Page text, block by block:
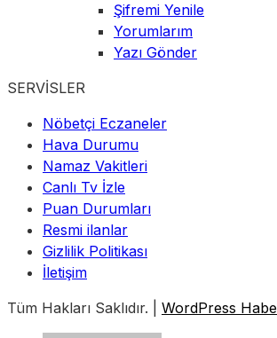
Şifremi Yenile
Yorumlarım
Yazı Gönder
SERVİSLER
Nöbetçi Eczaneler
Hava Durumu
Namaz Vakitleri
Canlı Tv İzle
Puan Durumları
Resmi ilanlar
Gizlilik Politikası
İletişim
Tüm Hakları Saklıdır. | WordPress